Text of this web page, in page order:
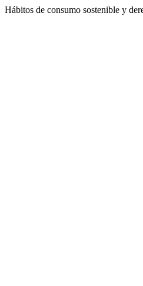
Hábitos de consumo sostenible y